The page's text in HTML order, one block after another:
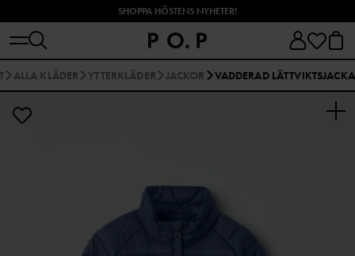
SHOPPA HÖSTENS NYHETER!
ALLA KLÄDER YTTERKLÄDER JACKOR VADDERAD LÄTTVIKTSJACKA